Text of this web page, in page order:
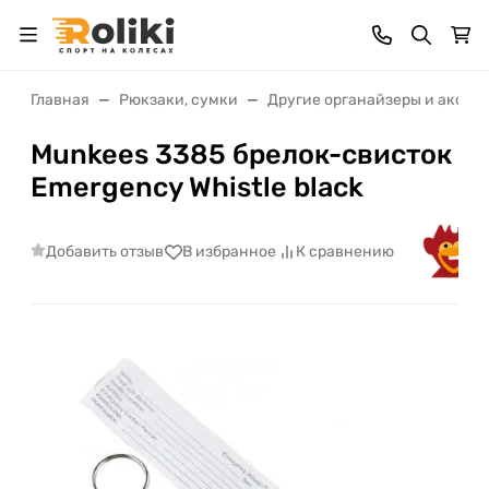
Главная Рюкзаки, сумки Другие органайзеры и
Munkees 3385 брелок-свисток
Emergency Whistle black
Добавить отзыв В избранное К сравнению